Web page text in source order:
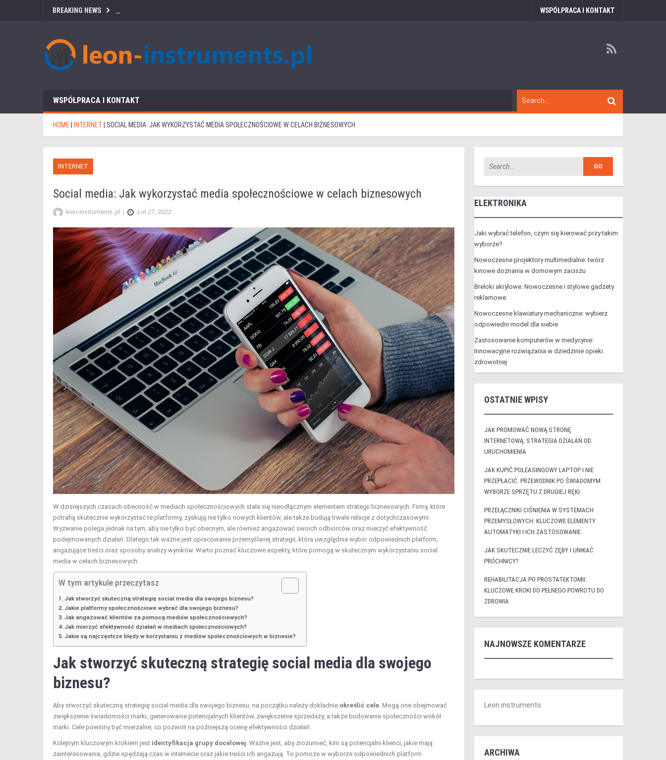
BREAKING NEWS WSPÓŁPRACA I KONTAKT
WSPÓŁPRACA I KONTAKT
HOME INTERNET SOCIAL MEDIA: JAK WYKORZYSTAĆ MEDIA SPOŁECZNOŚCIOWE W CELACH BIZNESOWYCH
INTERNET
Social media: Jak wykorzystać media społecznościowe w celach biznesowych
leon-instruments.pl | Lut 27, 2022
W dzisiejszych czasach obecność w mediach społecznościowych stała się nieodłącznym elementem strategii biznesowych. Firmy, które
potrafią skutecznie wykorzystać te platformy, zyskują nie tylko nowych klientów, ale także budują trwałe relacje z dotychczasowymi.
Wyzwanie polega jednak na tym, aby nie tylko być obecnym, ale również angażować swoich odbiorców oraz mierzyć efektywność
podejmowanych działań. Dlatego tak ważne jest opracowanie przemyślanej strategii, która uwzględnia wybór odpowiednich platform,
angażujące treści oraz sposoby analizy wyników. Warto poznać kluczowe aspekty, które pomogą w skutecznym wykorzystaniu social
media w celach biznesowych.
W tym artykule przeczytasz
Jak stworzyć skuteczną strategię social media dla swojego biznesu?
Jakie platformy społecznościowe wybrać dla swojego biznesu?
Jak angażować klientów za pomocą mediów społecznościowych?
Jak mierzyć efektywność działań w mediach społecznościowych?
Jakie są najczęstsze błędy w korzystaniu z mediów społecznościowych w biznesie?
Jak stworzyć skuteczną strategię social media dla swojego
biznesu?
Aby stworzyć skuteczną strategię social media dla swojego biznesu, na początku należy dokładnie określić cele . Mogą one obejmować
zwiększenie świadomości marki, generowanie potencjalnych klientów, zwiększenie sprzedaży, a także budowanie społeczności wokół
marki. Cele powinny być mierzalne, co pozwoli na późniejszą ocenę efektywności działań.
Kolejnym kluczowym krokiem jest identyfikacja grupy docelowej . Ważne jest, aby zrozumieć, kim są potencjalni klienci, jakie mają
zainteresowania, gdzie spędzają czas w internecie oraz jakie treści ich angażują. To pomoże w wyborze odpowiednich platform
ELEKTRONIKA
Jaki wybrać telefon, czym się kierować przy takim
wyborze?
Nowoczesne projektory multimedialne: twórz
kinowe doznania w domowym zaciszu
Breloki akrylowe: Nowoczesne i stylowe gadżety
reklamowe
Nowoczesne klawiatury mechaniczne: wybierz
odpowiedni model dla siebie
Zastosowanie komputerów w medycynie:
Innowacyjne rozwiązania w dziedzinie opieki
zdrowotnej
OSTATNIE WPISY
JAK PROMOWAĆ NOWĄ STRONĘ
INTERNETOWĄ: STRATEGIA DZIAŁAŃ OD
URUCHOMIENIA
JAK KUPIĆ POLEASINGOWY LAPTOP I NIE
PRZEPŁACIĆ. PRZEWODNIK PO ŚWIADOMYM
WYBORZE SPRZĘTU Z DRUGIEJ RĘKI
PRZEŁĄCZNIKI CIŚNIENIA W SYSTEMACH
PRZEMYSŁOWYCH: KLUCZOWE ELEMENTY
AUTOMATYKI I ICH ZASTOSOWANIE
JAK SKUTECZNIE LECZYĆ ZĘBY I UNIKAĆ
PRÓCHNICY?
REHABILITACJA PO PROSTATEKTOMII:
KLUCZOWE KROKI DO PEŁNEGO POWROTU DO
ZDROWIA
NAJNOWSZE KOMENTARZE
Leon instruments
ARCHIWA